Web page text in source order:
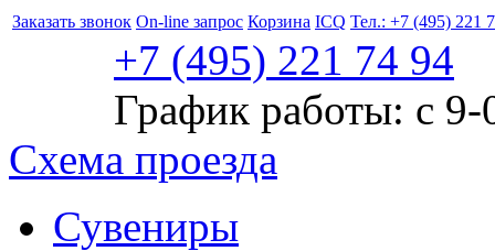
Заказать звонок On-line запрос Корзина ICQ Тел.: +7 (495) 221
+7 (495) 221 74 94
График работы: с
Схема проезда
Сувениры